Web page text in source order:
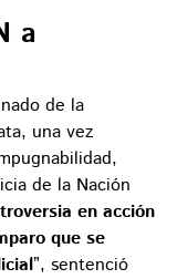
a
de la
una vez
de la Nación
en acción
que se
”, sentenció